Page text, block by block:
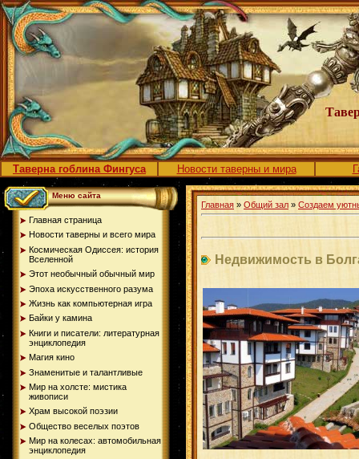
Таверна гоблина Фингуса Новости таверны и мира
Меню сайта
Главная страница
Новости таверны и всего мира
Космическая Одиссея: история
Вселенной
Этот необычный обычный мир
Эпоха искусственного разума
Жизнь как компьютерная игра
Байки у камина
Книги и писатели: литературная
энциклопедия
Магия кино
Знаменитые и талантливые
Мир на холсте: мистика
живописи
Храм высокой поэзии
Общество веселых поэтов
Мир на колесах: автомобильная
энциклопедия
Главная » Общий зал » Создаем
Недвижимость в